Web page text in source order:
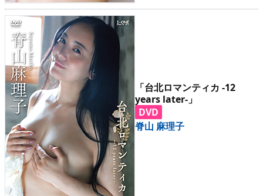
「台北ロマンティカ -12
years later-」
DVD
脊山 麻理子